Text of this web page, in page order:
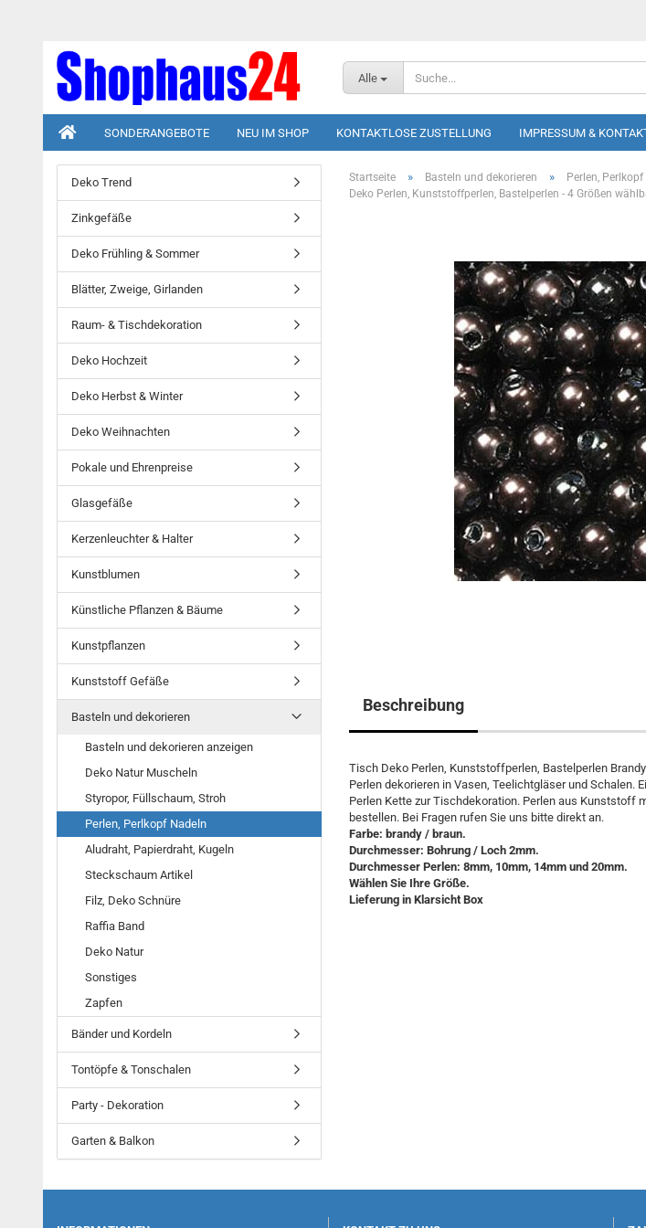
Alle
SONDERANGEBOTE NEU IM SHOP KONTAKTLOSE ZUSTELLUNG IMPRESSUM &
Startseite » Basteln und dekorieren » Perlen,
Deko Perlen, Kunststoffperlen, Bastelperlen - 4 Größen
Beschreibung
Tisch Deko Perlen, Kunststoffperlen, Bastelperlen
Perlen dekorieren in Vasen, Teelichtgläser und Schalen.
Perlen Kette zur Tischdekoration. Perlen aus Kunststoff
bestellen. Bei Fragen rufen Sie uns bitte direkt an.
Farbe: brandy / braun.
Durchmesser: Bohrung / Loch 2mm.
Durchmesser Perlen: 8mm, 10mm, 14mm und 20mm.
Wählen Sie Ihre Größe.
Lieferung in Klarsicht Box
Deko Trend
Zinkgefäße
Deko Frühling & Sommer
Blätter, Zweige, Girlanden
Raum- & Tischdekoration
Deko Hochzeit
Deko Herbst & Winter
Deko Weihnachten
Pokale und Ehrenpreise
Glasgefäße
Kerzenleuchter & Halter
Kunstblumen
Künstliche Pflanzen & Bäume
Kunstpflanzen
Kunststoff Gefäße
Basteln und dekorieren
Basteln und dekorieren anzeigen
Deko Natur Muscheln
Styropor, Füllschaum, Stroh
Perlen, Perlkopf Nadeln
Aludraht, Papierdraht, Kugeln
Steckschaum Artikel
Filz, Deko Schnüre
Raffia Band
Deko Natur
Sonstiges
Zapfen
Bänder und Kordeln
Tontöpfe & Tonschalen
Party - Dekoration
Garten & Balkon